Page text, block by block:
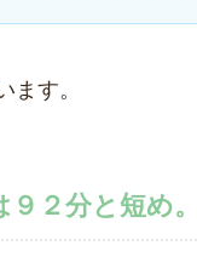
ます。
２分と短め。